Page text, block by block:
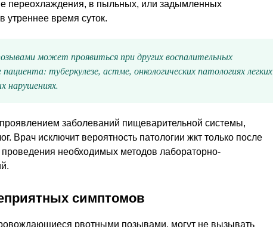
переохлаждения, в пыльных, или задымленных
утреннее время суток.
может проявиться при других воспалительных
пациента: туберкулезе, астме, онкологических патологиях легких
нарушениях.
заболеваний пищеварительной системы,
Врач исключит вероятность патологии жкт только после
необходимых методов лабораторно-
симптомов
рвотными позывами, могут не вызывать